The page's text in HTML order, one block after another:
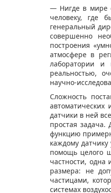
— Нигде в мире
человеку, где
генеральный
совершенно
построения
атмосфере в
лаборатории и
реальностью,
научно-
Сложность
датчики в ней
простая
функцию
каждому
помощь целого
частности, одна
размера: не
частицами,
системах